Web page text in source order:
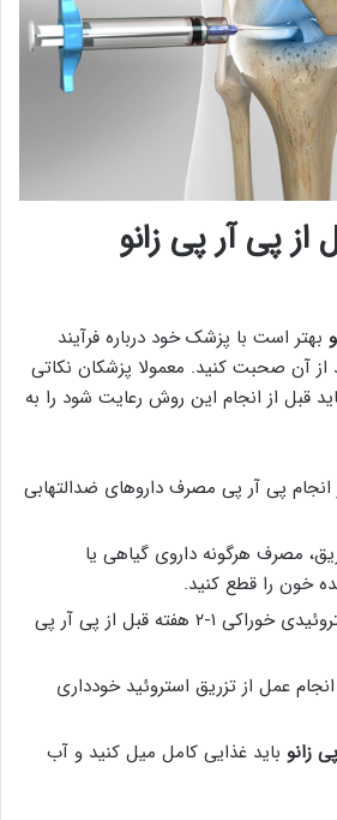
پی آر پی زانو
بهتر است با پزشک خود درباره فرآیند
از آن صحبت کنید. معمولا پزشکان نکاتی
قبل از انجام این روش رعایت شود را به
قبل از انجام پی آر پی مصرف داروهای ضدالتهابی
مصرف هرگونه داروی گیاهی یا
خون را قطع کنید.
مصرف داروهای استروئیدی خوراکی ۱-۲ هفته قبل از پی آر پی
از انجام عمل از تزریق استروئید خودداری
زانو باید غذایی کامل میل کنید و آب